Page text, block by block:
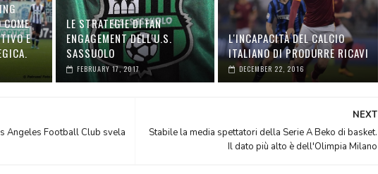
COME
E
LE STRATEGIE DI FAN
ENGAGEMENT DELL'U.S.
SASSUOLO
FEBRUARY 17, 2017
L'INCAPACITÀ DEL CALCIO
ITALIANO DI PRODURRE RICAVI
DECEMBER 22, 2016
NEXT
Stabile la media spettatori della Serie A Beko di basket.
Il dato più alto è dell'Olimpia Milano
Angeles Football Club svela